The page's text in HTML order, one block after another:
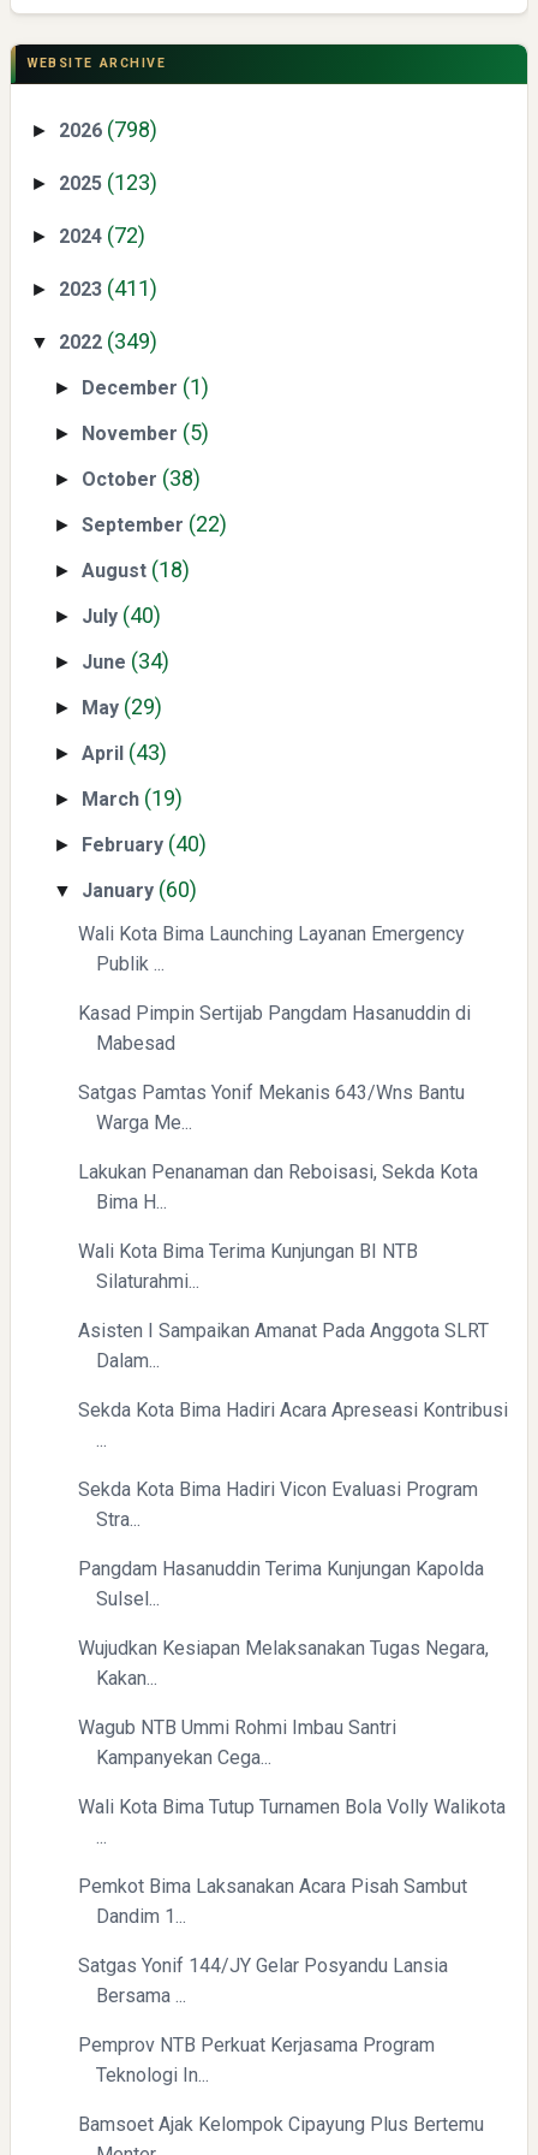
Non-Academic Prominence Versi EduRank 2026
Yaqut Cholil Qoumas: Kisah Inspiratif di Balik Kasus Hukum
(BTC) dan Ekonomi Global
Optimisme dan Inspirasi
Ketaatan
Kepatuhan Pajak
Pelajaran Berharga dari Kasus dr. Tifa dan Roy Suryo
Erling Haaland: Koleksi Tas Mewah yang Menginspirasi
WEBSITE ARCHIVE
► 2026 (798)
► 2025 (123)
► 2024 (72)
► 2023 (411)
▼ 2022 (349)
► December (1)
► November (5)
► October (38)
►September (22)
►August (18)
► July (40)
► June (34)
► May (29)
►April (43)
► March (19)
► February (40)
▼ January (60)
Wali Kota Bima Launching Layanan Emergency
Publik ...
Kasad Pimpin Sertijab Pangdam Hasanuddin di
Mabesad
Satgas Pamtas Yonif Mekanis 643/Wns Bantu
Warga Me...
Lakukan Penanaman dan Reboisasi, Sekda Kota
Bima H...
Wali Kota Bima Terima Kunjungan BI NTB
Silaturahmi...
Asisten I Sampaikan Amanat Pada Anggota SLRT
Dalam...
Sekda Kota Bima Hadiri Acara Apreseasi Kontribusi
...
Sekda Kota Bima Hadiri Vicon Evaluasi Program
Stra...
Pangdam Hasanuddin Terima Kunjungan Kapolda
Sulsel...
Wujudkan Kesiapan Melaksanakan Tugas Negara,
Kakan...
Wagub NTB Ummi Rohmi Imbau Santri
Kampanyekan Cega...
Wali Kota Bima Tutup Turnamen Bola Volly Walikota
...
Pemkot Bima Laksanakan Acara Pisah Sambut
Dandim 1...
Satgas Yonif 144/JY Gelar Posyandu Lansia
Bersama ...
Pemprov NTB Perkuat Kerjasama Program
Teknologi In...
Bamsoet Ajak Kelompok Cipayung Plus Bertemu